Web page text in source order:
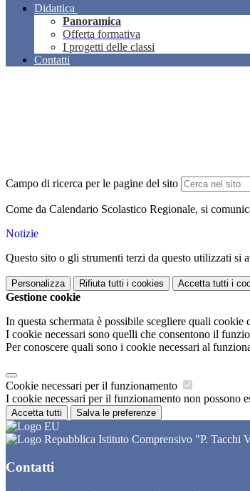
Didattica
Panoramica
Offerta formativa
I progetti delle classi
Contatti
Campo di ricerca per le pagine del sito
Come da Calendario Scolastico Regionale, si
Notizie
Questo sito o gli strumenti terzi da questo utilizzati si
Personalizza Rifiuta tutti i cookies Accetta tutti i
Gestione cookie
In questa schermata è possibile scegliere quali cookie
I cookie necessari sono quelli che consentono il
Per conoscere quali sono i cookie necessari al
Cookie necessari per il funzionamento
I cookie necessari per il funzionamento non possono
Accetta tutti Salva le preferenze
Istituto Comprensivo "P. Tacchi
Contatti